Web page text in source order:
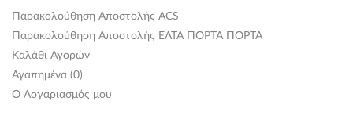
Παρακολούθηση Αποστολής ACS
Παρακολούθηση Αποστολής ΕΛΤΑ ΠΟΡΤΑ ΠΟΡΤΑ
Καλάθι Αγορών
Αγαπημένα (0)
O Λογαριασμός μου